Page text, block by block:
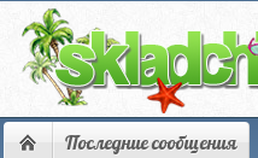
Последние сообщения